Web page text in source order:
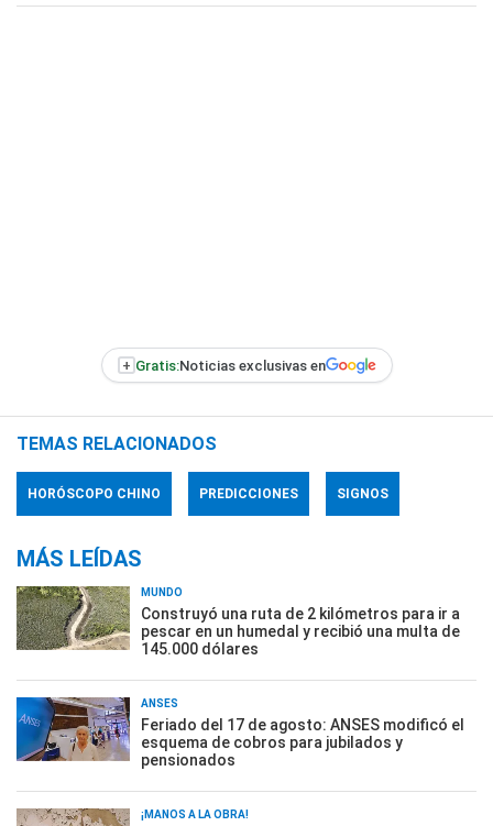
+ Gratis:Noticias exclusivas en
TEMAS RELACIONADOS
HORÓSCOPO CHINO PREDICCIONES SIGNOS
MÁS LEÍDAS
MUNDO
Construyó una ruta de 2 kilómetros para ir a
pescar en un humedal y recibió una multa de
145.000 dólares
ANSES
Feriado del 17 de agosto: ANSES modificó el
esquema de cobros para jubilados y
pensionados
¡MANOS A LA OBRA!